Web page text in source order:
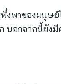
งพาของมนุษ
นอกจากนี้ยังมี